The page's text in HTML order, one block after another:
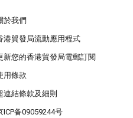
於我們
港貿發局流動應用程式
新您的香港貿發局電郵訂閱
用條款
連結條款及細則
ICP备09059244号